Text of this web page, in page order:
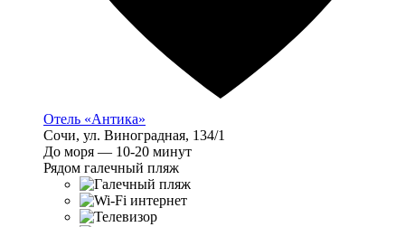
Отель «Антика»
Сочи, ул. Виноградная, 134/1
До моря — 10-20 минут
Рядом галечный пляж